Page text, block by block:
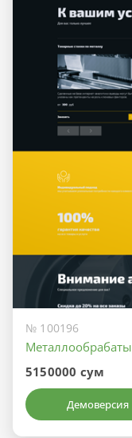
№ 100196
5150000 сум
Демоверсия